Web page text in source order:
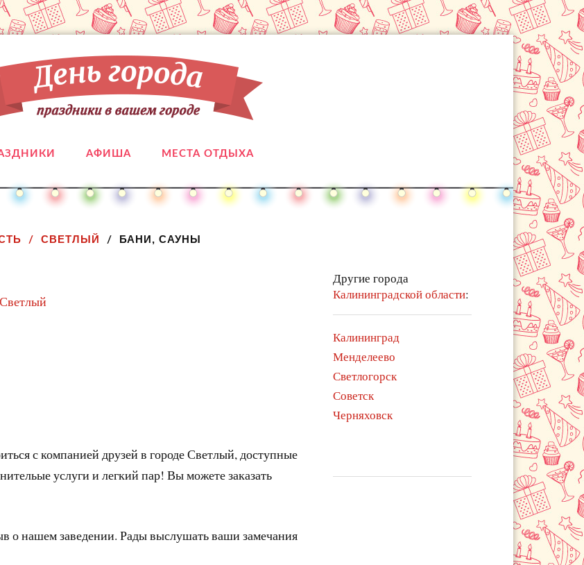
АФИША МЕСТА ОТДЫХА
СВЕТЛЫЙ БАНИ, САУНЫ
Другие города
Калининградской области:
Калининград
Менделеево
Светлогорск
Советск
Черняховск
с компанией друзей в городе Светлый, доступные
услуги и легкий пар! Вы можете заказать
о нашем заведении. Рады выслушать ваши замечания